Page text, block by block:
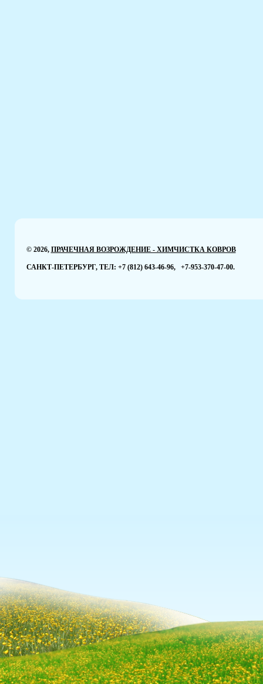
© 2026, ПРАЧЕЧНАЯ ВОЗРОЖДЕНИЕ - ХИМЧИСТКА КОВРОВ
САНКТ-ПЕТЕРБУРГ, ТЕЛ: +7 (812) 643-46-96, +7-953-370-47-00.